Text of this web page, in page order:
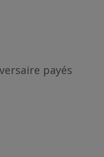
payés